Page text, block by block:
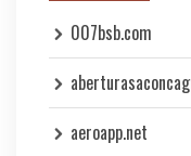
007bsb.com
aeroapp.net